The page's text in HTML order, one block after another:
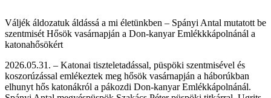
Váljék áldozatuk áldássá a mi életünkben – Spányi Antal mutatott be
szentmisét Hősök vasárnapján a Don-kanyar Emlékkkápolnánál a
katonahősökért
2026.05.31. – Katonai tiszteletadással, püspöki szentmisével és
koszorúzással emlékeztek meg hősök vasárnapján a háborúkban
elhunyt hős katonákról a pákozdi Don-kanyar Emlékkápolnánál.